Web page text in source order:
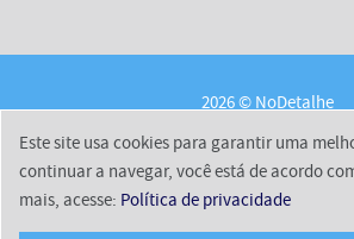
2026 © NoDetalhe
Sobre a WebGo Content
Políticas
Termos de Uso
Este site usa cookies para garantir uma
continuar a navegar, você está de acordo
mais, acesse: Política de privacidade